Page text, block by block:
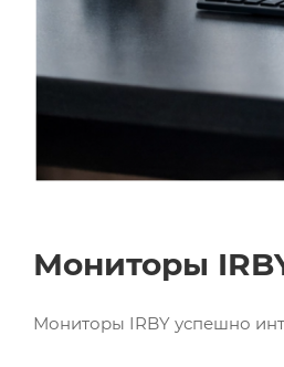
Мониторы
Мониторы IRBY успешно